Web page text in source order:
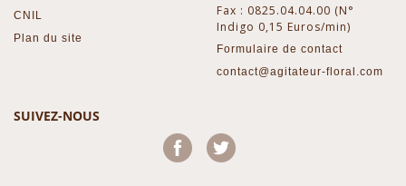
CNIL
Plan du site
Fax : 0825.04.04.00 (N°
Indigo 0,15 Euros/min)
Formulaire de contact
contact@agitateur-floral.com
SUIVEZ-NOUS
Facebook